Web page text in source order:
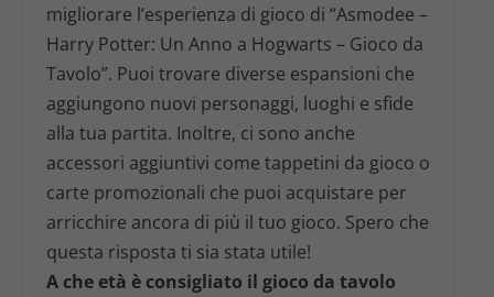
migliorare l’esperienza di gioco di “Asmodee –
Harry Potter: Un Anno a Hogwarts – Gioco da
Tavolo”. Puoi trovare diverse espansioni che
aggiungono nuovi personaggi, luoghi e sfide
alla tua partita. Inoltre, ci sono anche
accessori aggiuntivi come tappetini da gioco o
carte promozionali che puoi acquistare per
arricchire ancora di più il tuo gioco. Spero che
questa risposta ti sia stata utile!
A che età è consigliato il gioco da tavolo